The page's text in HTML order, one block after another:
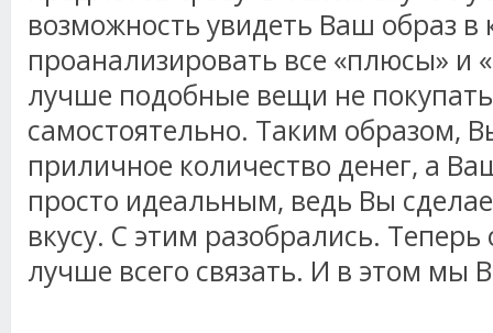
возможность увидеть Ваш образ в
проанализировать все «плюсы» и
лучше подобные вещи не
самостоятельно. Таким образом,
приличное количество денег, а
просто идеальным, ведь Вы
вкусу. С этим разобрались.
лучше всего связать. И в этом мы